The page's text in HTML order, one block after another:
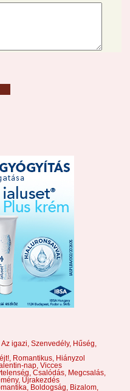
Az igazi, Szenvedély, Hűség,
Romantikus,
Hiányzol
nap, Vicces
Csalódás,
Megcsalás,
Újrakezdés
Boldogság, Bizalom,